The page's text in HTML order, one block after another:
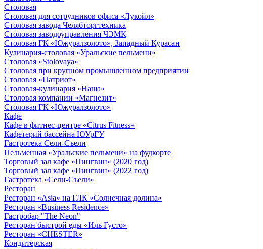
Столовая
Столовая для сотрудников офиса «Лукойл»
Столовая завода Челябторгтехника
Столовая заводоуправления ЧЭМК
Столовая ГК «Южуралзолото», Западный Курасан
Кулинария-столовая «Уральские пельмени»
Столовая «Stolovaya»
Столовая при крупном промышленном предприятии
Столовая «Патриот»
Столовая-кулинария «Наша»
Столовая компании «Магнезит»
Столовая ГК «Южуралзолото»
Кафе
Кафе в фитнес-центре «Citrus Fitness»
Кафетерий бассейна ЮУрГУ
Гастротека Сели-Съели
Пельменная «Уральские пельмени» на фудкорте
Торговый зал кафе «Пингвин» (2020 год)
Торговый зал кафе «Пингвин» (2022 год)
Гастротека «Сели-Съели»
Ресторан
Ресторан «Asia» на ГЛК «Солнечная долина»
Ресторан «Business Residence»
Гастробар "The Neon"
Ресторан быстрой еды «Иль Густо»
Ресторан «CHESTER»
Кондитерская